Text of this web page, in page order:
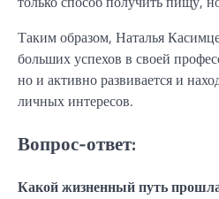
Таким образом, Наталья
больших успехов в своей
но и активно развивается и
личных интересов.
Вопрос-ответ:
Какой жизненный путь